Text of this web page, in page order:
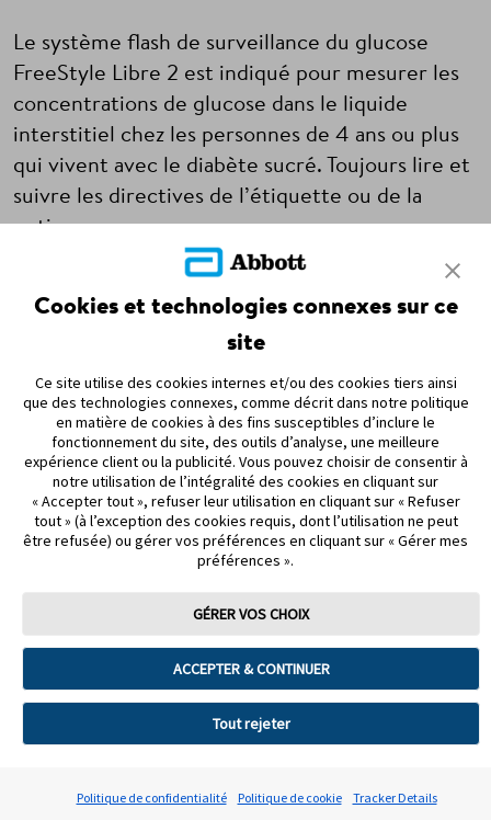
Le système flash de surveillance du glucose
FreeStyle Libre 2 est indiqué pour mesurer les
concentrations de glucose dans le liquide
interstitiel chez les personnes de 4 ans ou plus
qui vivent avec le diabète sucré. Toujours lire et
suivre les directives de l’étiquette ou de la
notice.
PARTENARIATS
PLAN DU SITE
AVIS DE NON-RESPONSABILITÉ ET RÉFÉRENCES
NOUS JOINDRE
Modalités d’utilisation Politique de confidentialité
Préférences de cookies
d’Abbott.
Cookies et technologies connexes sur ce
site
Ce site utilise des cookies internes et/ou des cookies tiers ainsi
que des technologies connexes, comme décrit dans notre politique
en matière de cookies à des fins susceptibles d’inclure le
fonctionnement du site, des outils d’analyse, une meilleure
expérience client ou la publicité. Vous pouvez choisir de consentir à
notre utilisation de l’intégralité des cookies en cliquant sur
« Accepter tout », refuser leur utilisation en cliquant sur « Refuser
tout » (à l’exception des cookies requis, dont l’utilisation ne peut
être refusée) ou gérer vos préférences en cliquant sur « Gérer mes
préférences ».
GÉRER VOS CHOIX
ACCEPTER & CONTINUER
Tout rejeter
Politique de confidentialité Politique de cookie Tracker Details